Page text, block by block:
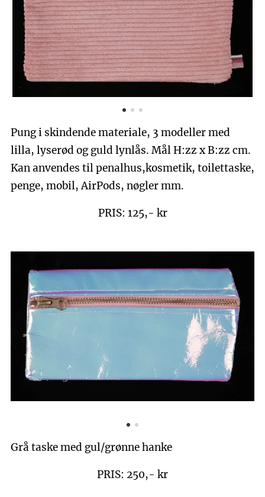
Pung i skindende materiale, 3 modeller med
lilla, lyserød og guld lynlås. Mål H:zz x B:zz cm.
Kan anvendes til penalhus,kosmetik, toilettaske,
penge, mobil, AirPods, nøgler mm.
PRIS: 125,- kr
Grå taske med gul/grønne hanke
PRIS: 250,- kr